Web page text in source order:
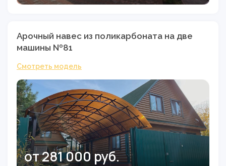
Арочный навес из поликарбоната на две
машины №81
Смотреть модель
от 281 000 руб.